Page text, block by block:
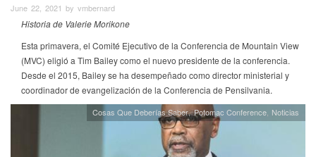
June 22, 2021 by vmbernard
Historia de Valerie Morikone
Esta primavera, el Comité Ejecutivo de la Conferencia de Mountain View
(MVC) eligió a Tim Bailey como el nuevo presidente de la conferencia.
Desde el 2015, Bailey se ha desempeñado como director ministerial y
coordinador de evangelización de la Conferencia de Pensilvania.
Cosas Que Deberías Saber Potomac Conference Noticias